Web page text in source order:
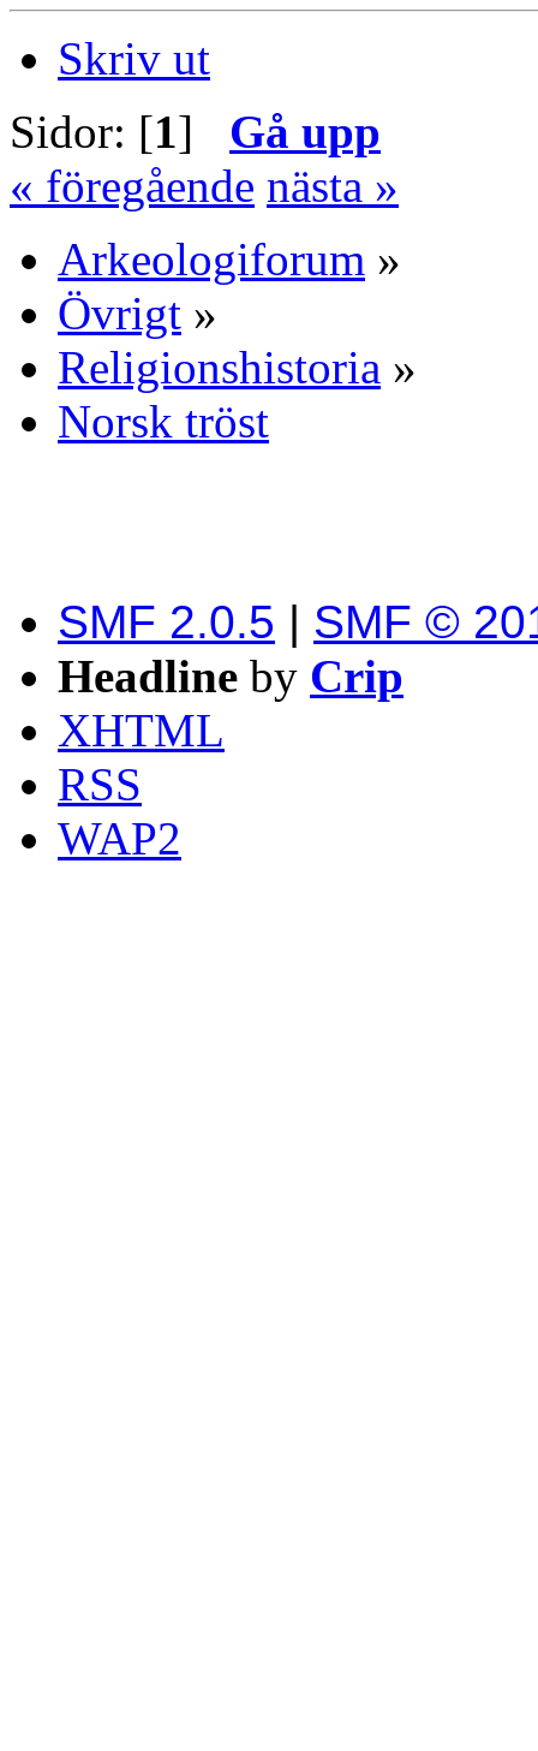
Skriv ut
Sidor: [1] Gå upp
« föregående nästa »
Arkeologiforum »
Övrigt »
Religionshistoria »
Norsk tröst
SMF 2.0.5 | SMF ©
Headline by Crip
XHTML
RSS
WAP2